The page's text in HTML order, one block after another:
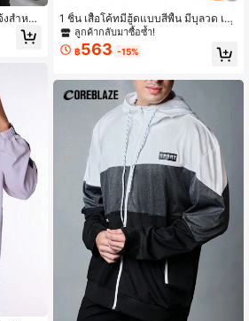
สำหรับ
อเบสบ
1 ชิ้น เสื้อโค้ทมีฮู้ดแบบสีพื้น มีบุลวด เบ
า ใส่ในชีวิตประจำวัน กลางแจ้ง ท่องเที่
ยว กีฬา ฤดูใบไม้ร่วง/ฤดูหนาว
ลูกค้ากลับมาซื้อซ้ำ!
฿563 -15%